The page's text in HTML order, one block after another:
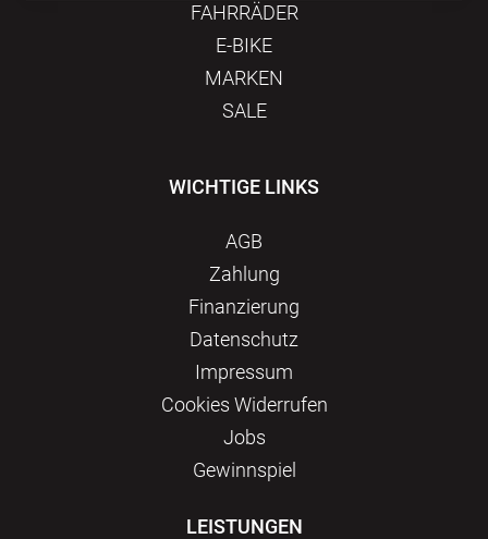
FAHRRÄDER
E-BIKE
MARKEN
SALE
WICHTIGE LINKS
AGB
Zahlung
Finanzierung
Datenschutz
Impressum
Сookies Widerrufen
Jobs
Gewinnspiel
LEISTUNGEN